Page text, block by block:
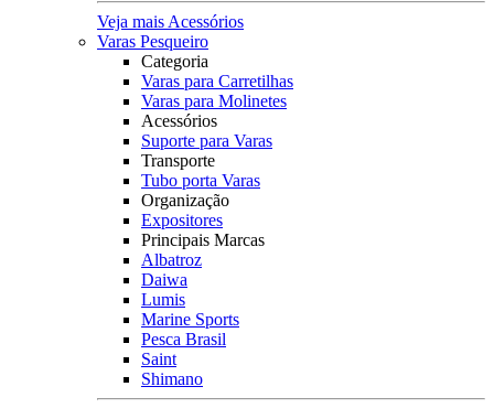
Veja mais Acessórios
Varas Pesqueiro
Categoria
Varas para Carretilhas
Varas para Molinetes
Acessórios
Suporte para Varas
Transporte
Tubo porta Varas
Organização
Expositores
Principais Marcas
Albatroz
Daiwa
Lumis
Marine Sports
Pesca Brasil
Saint
Shimano